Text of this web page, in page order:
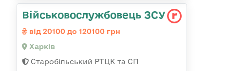
Військовослужбовець ЗСУ
від 20100 до 120100 грн
Харків
Старобільський РТЦК та СП